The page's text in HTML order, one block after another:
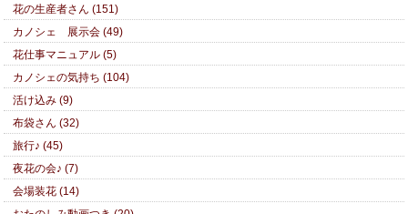
花の生産者さん (151)
カノシェ 展示会 (49)
花仕事マニュアル (5)
カノシェの気持ち (104)
活け込み (9)
布袋さん (32)
旅行♪ (45)
夜花の会♪ (7)
会場装花 (14)